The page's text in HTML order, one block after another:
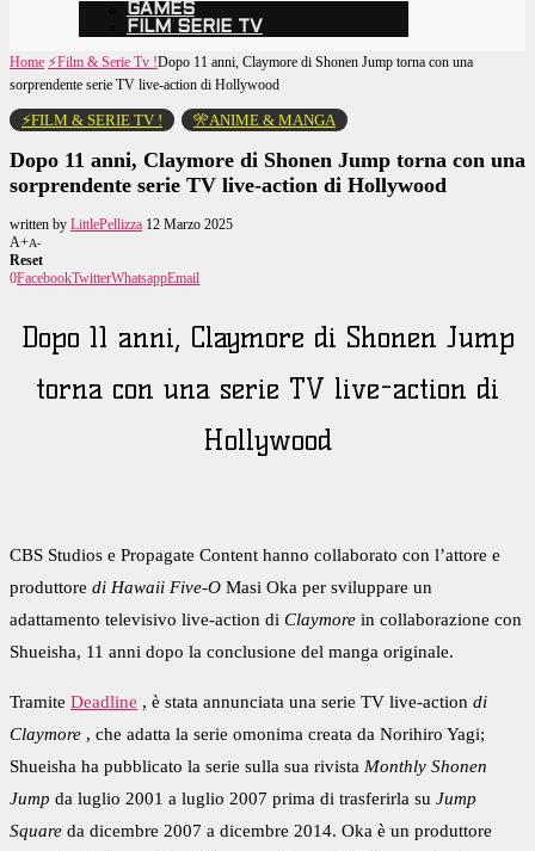
GAMES
FILM SERIE TV
Home ⚡️Film & Serie Tv !Dopo 11 anni, Claymore di Shonen Jump torna con una
sorprendente serie TV live-action di Hollywood
⚡️FILM & SERIE TV ! 🎌ANIME & MANGA
Dopo 11 anni, Claymore di Shonen Jump torna con una
sorprendente serie TV live-action di Hollywood
written by LittlePellizza 12 Marzo 2025
A+A-
Reset
0FacebookTwitterWhatsappEmail
Dopo 11 anni, Claymore di Shonen Jump
torna con una serie TV live-action di
Hollywood
CBS Studios e Propagate Content hanno collaborato con l’attore e
produttore di Hawaii Five-O Masi Oka per sviluppare un
adattamento televisivo live-action di Claymore in collaborazione con
Shueisha, 11 anni dopo la conclusione del manga originale.
Tramite Deadline , è stata annunciata una serie TV live-action di
Claymore , che adatta la serie omonima creata da Norihiro Yagi;
Shueisha ha pubblicato la serie sulla sua rivista Monthly Shonen
Jump da luglio 2001 a luglio 2007 prima di trasferirla su Jump
Square da dicembre 2007 a dicembre 2014. Oka è un produttore